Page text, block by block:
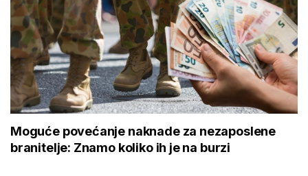
Moguće povećanje naknade za nezaposlene
branitelje: Znamo koliko ih je na burzi